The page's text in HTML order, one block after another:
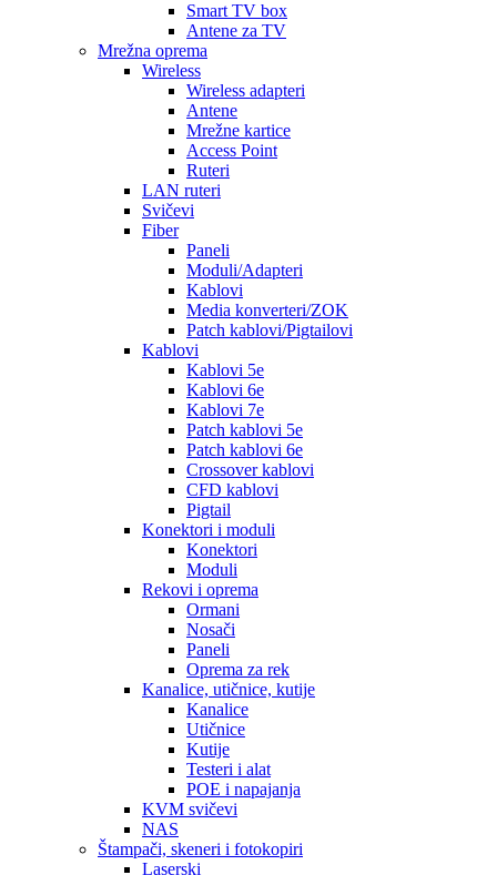
Smart TV box
Antene za TV
Mrežna oprema
Wireless
Wireless adapteri
Antene
Mrežne kartice
Access Point
Ruteri
LAN ruteri
Svičevi
Fiber
Paneli
Moduli/Adapteri
Kablovi
Media konverteri/ZOK
Patch kablovi/Pigtailovi
Kablovi
Kablovi 5e
Kablovi 6e
Kablovi 7e
Patch kablovi 5e
Patch kablovi 6e
Crossover kablovi
CFD kablovi
Pigtail
Konektori i moduli
Konektori
Moduli
Rekovi i oprema
Ormani
Nosači
Paneli
Oprema za rek
Kanalice, utičnice, kutije
Kanalice
Utičnice
Kutije
Testeri i alat
POE i napajanja
KVM svičevi
NAS
Štampači, skeneri i fotokopiri
Laserski